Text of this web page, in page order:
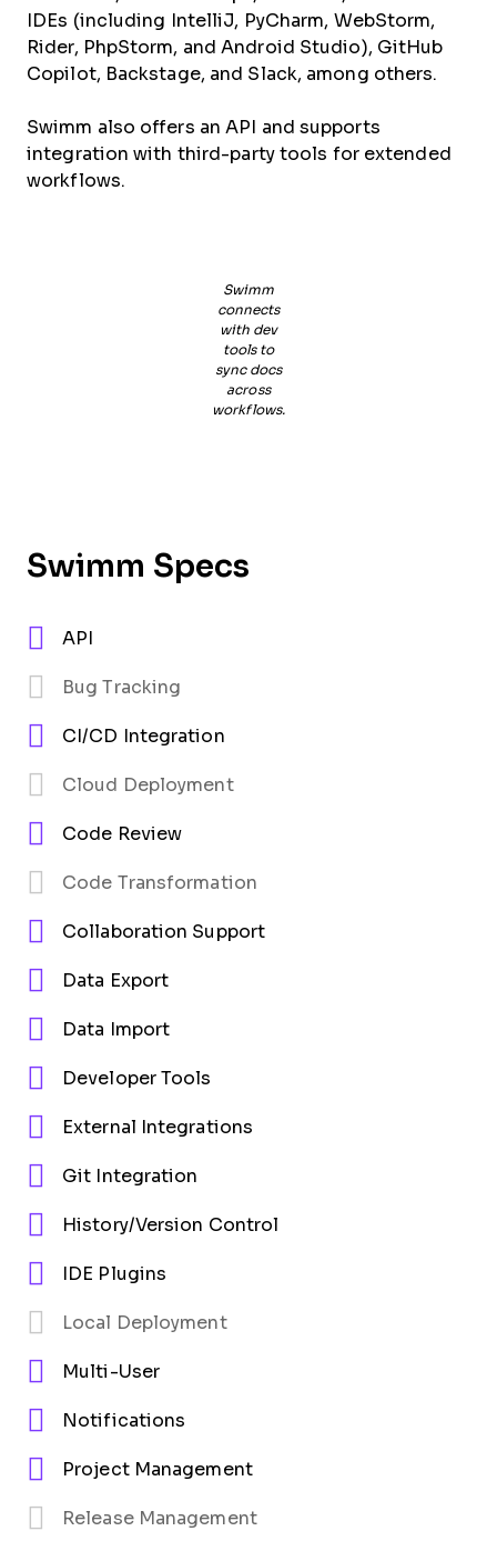
IDEs (including IntelliJ, PyCharm, WebStorm,
Rider, PhpStorm, and Android Studio), GitHub
Copilot, Backstage, and Slack, among others.
Swimm also offers an API and supports
integration with third-party tools for extended
workflows.
Swimm
connects
with dev
tools to
sync docs
across
workflows.
Swimm Specs
API
Bug Tracking
CI/CD Integration
Cloud Deployment
Code Review
Code Transformation
Collaboration Support
Data Export
Data Import
Developer Tools
External Integrations
Git Integration
History/Version Control
IDE Plugins
Local Deployment
Multi-User
Notifications
Project Management
Release Management